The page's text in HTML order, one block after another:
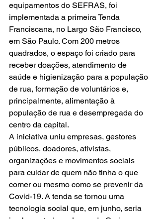
equipamentos do SEFRAS, foi
implementada a primeira Tenda
Franciscana, no Largo São Francisco,
em São Paulo. Com 200 metros
quadrados, o espaço foi criado para
receber doações, atendimento de
saúde e higienização para a população
de rua, formação de voluntários e,
principalmente, alimentação à
população de rua e desempregada do
centro da capital.
A iniciativa uniu empresas, gestores
públicos, doadores, ativistas,
organizações e movimentos sociais
para cuidar de quem não tinha o que
comer ou mesmo como se prevenir da
Covid-19. A tenda se tornou uma
tecnologia social que, em junho, seria